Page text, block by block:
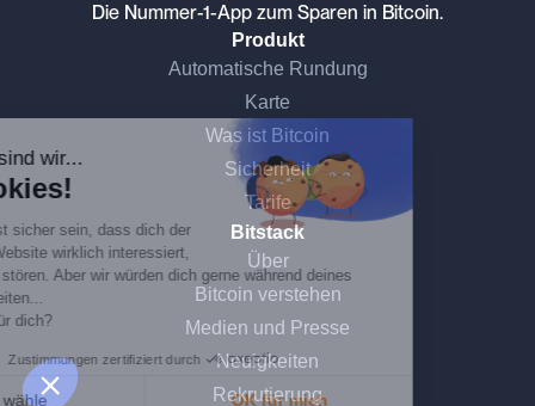
Hallo, das sind wir...
die Cookies!
Wir wollten erst sicher sein, dass dich der
Inhalt dieser Website wirklich interessiert,
bevor wir dich stören. Aber wir würden dich gerne während deines
Besuchs begleiten...
Ist das okay für dich?
Zustimmungen zertifiziert durch
Die Nummer-1-App zum Sparen in Bitcoin.
Produkt
Automatische Rundung
Karte
Was ist Bitcoin
Sicherheit
Tarife
Bitstack
Über
Bitcoin verstehen
Medien und Presse
Neuigkeiten
Rekrutierung